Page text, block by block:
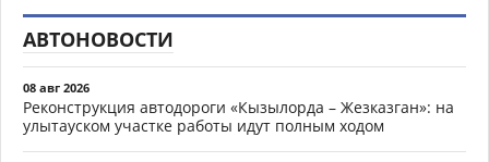
АВТОНОВОСТИ
08 авг 2026
Реконструкция автодороги «Кызылорда – Жезказган»: на
улытауском участке работы идут полным ходом